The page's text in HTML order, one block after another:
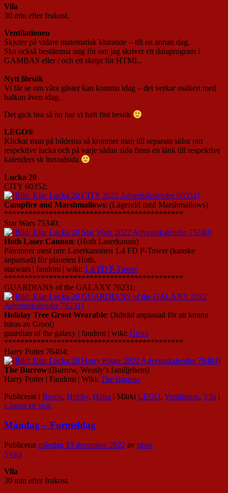
Vila
30 min efter frukost.
Ventilationen
Skjuter på vidare matematisk klurande – till en annan dag.
Ska också bestämma mig för om jag skriver ett dataprogram i
GAMBAS eller / och ett skript för HTML.
Nytt försök
Vi får se om våra gäster kan komma idag – det verkar osäkert med
halkan även idag.
Det gick bra så nu har vi haft fint besök
LEGO®
Klickar man på bilderna så kommer man till separata sidor om
respektive lucka och på varje sådan sida finns en länk till respektive
kalenders sk huvudsida
Lucka 20
CITY 60352;
Campfire and Marshmallows: (Lägereld med Marshmallows)
********************************************
Star Wars 75340;
Hoth Laser Cannon: (Hoth Laserkanon)
Påminner mest om: Laserkanonen 1.4 FD P-Tower (kanske
anpassad) för planeten Hoth.
starwars | fandom | wiki: 1.4 FD P-Tower
********************************************
GUARDIANS of the GALAXY 76231;
Holiday Tree Groot Wearable: (Julträd anpassad för att kunna
bäras av Groot)
guardian of the galaxy | fandom | wiki: Groot
********************************************
Harry Potter 76404;
The Burrow:(Burrow, Weasly’s familjehem)
Harry Potter | Fandom | Wiki: The Burrow
Publicerat i Besök, Hobby, Hälsa | Märkt LEGO, Ventilation, Vila |
Lämna ett svar
Måndag – Formeldag
Publicerat måndag 19 december 2022 av nisse
Svara
Vila
30 min efter frukost.